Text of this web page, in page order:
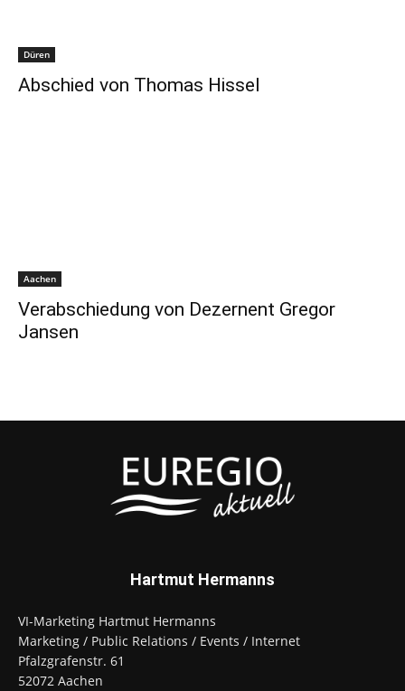
Düren
Abschied von Thomas Hissel
Aachen
Verabschiedung von Dezernent Gregor
Jansen
Hartmut Hermanns
VI-Marketing Hartmut Hermanns
Marketing / Public Relations / Events / Internet
Pfalzgrafenstr. 61
52072 Aachen